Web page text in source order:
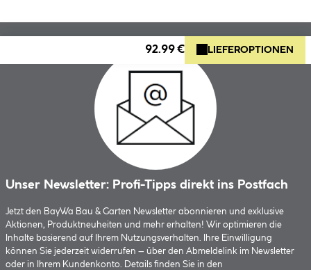
92.99 € LIEFEROPTIONEN
Unser Newsletter: Profi-Tipps direkt ins Postfach
Jetzt den BayWa Bau & Garten Newsletter abonnieren und exklusive
Aktionen, Produktneuheiten und mehr erhalten! Wir optimieren die
Inhalte basierend auf Ihrem Nutzungsverhalten. Ihre Einwilligung
können Sie jederzeit widerrufen – über den Abmeldelink im Newsletter
oder in Ihrem Kundenkonto. Details finden Sie in den